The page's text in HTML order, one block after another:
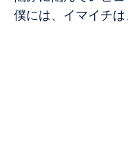
僕には、イマイチは